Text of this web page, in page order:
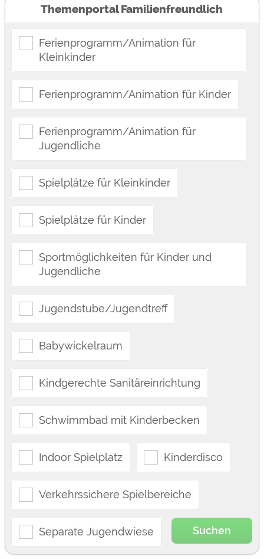
Themenportal Familienfreundlich
Ferienprogramm/Animation für
Kleinkinder
Ferienprogramm/Animation für Kinder
Ferienprogramm/Animation für
Jugendliche
Spielplätze für Kleinkinder
Spielplätze für Kinder
Sportmöglichkeiten für Kinder und
Jugendliche
Jugendstube/Jugendtreff
Babywickelraum
Kindgerechte Sanitäreinrichtung
Schwimmbad mit Kinderbecken
Indoor Spielplatz Kinderdisco
Verkehrssichere Spielbereiche
Separate Jugendwiese Suchen